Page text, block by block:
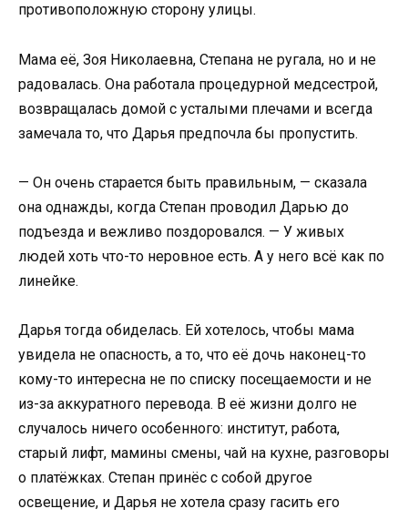
противоположную сторону улицы.
Мама её, Зоя Николаевна, Степана не ругала, но и не
радовалась. Она работала процедурной медсестрой,
возвращалась домой с усталыми плечами и всегда
замечала то, что Дарья предпочла бы пропустить.
— Он очень старается быть правильным, — сказала
она однажды, когда Степан проводил Дарью до
подъезда и вежливо поздоровался. — У живых
людей хоть что-то неровное есть. А у него всё как по
линейке.
Дарья тогда обиделась. Ей хотелось, чтобы мама
увидела не опасность, а то, что её дочь наконец-то
кому-то интересна не по списку посещаемости и не
из-за аккуратного перевода. В её жизни долго не
случалось ничего особенного: институт, работа,
старый лифт, мамины смены, чай на кухне, разговоры
о платёжках. Степан принёс с собой другое
освещение, и Дарья не хотела сразу гасить его